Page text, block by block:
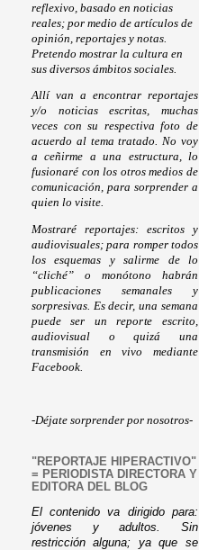
reflexivo, basado en noticias
reales; por medio de artículos de
opinión, reportajes y notas.
Pretendo mostrar la cultura en
sus diversos ámbitos sociales.
Allí van a encontrar reportajes
y/o noticias escritas, muchas
veces con su respectiva foto de
acuerdo al tema tratado. No voy
a ceñirme a una estructura, lo
fusionaré con los otros medios de
comunicación, para sorprender a
quien lo visite.
Mostraré reportajes: escritos y
audiovisuales; para romper todos
los esquemas y salirme de lo
“cliché” o monótono habrán
publicaciones semanales y
sorpresivas. Es decir, una semana
puede ser un reporte escrito,
audiovisual o quizá una
transmisión en vivo mediante
Facebook.
-Déjate sorprender por nosotros-
"REPORTAJE HIPERACTIVO"
= PERIODISTA DIRECTORA Y
EDITORA DEL BLOG
El contenido va dirigido para:
jóvenes y adultos. Sin
restricción alguna; ya que se